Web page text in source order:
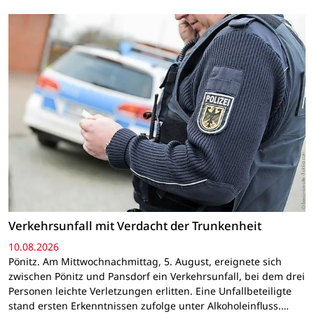
Verkehrsunfall mit Verdacht der Trunkenheit
10.08.2026
Pönitz. Am Mittwochnachmittag, 5. August, ereignete sich
zwischen Pönitz und Pansdorf ein Verkehrsunfall, bei dem drei
Personen leichte Verletzungen erlitten. Eine Unfallbeteiligte
stand ersten Erkenntnissen zufolge unter Alkoholeinfluss.…